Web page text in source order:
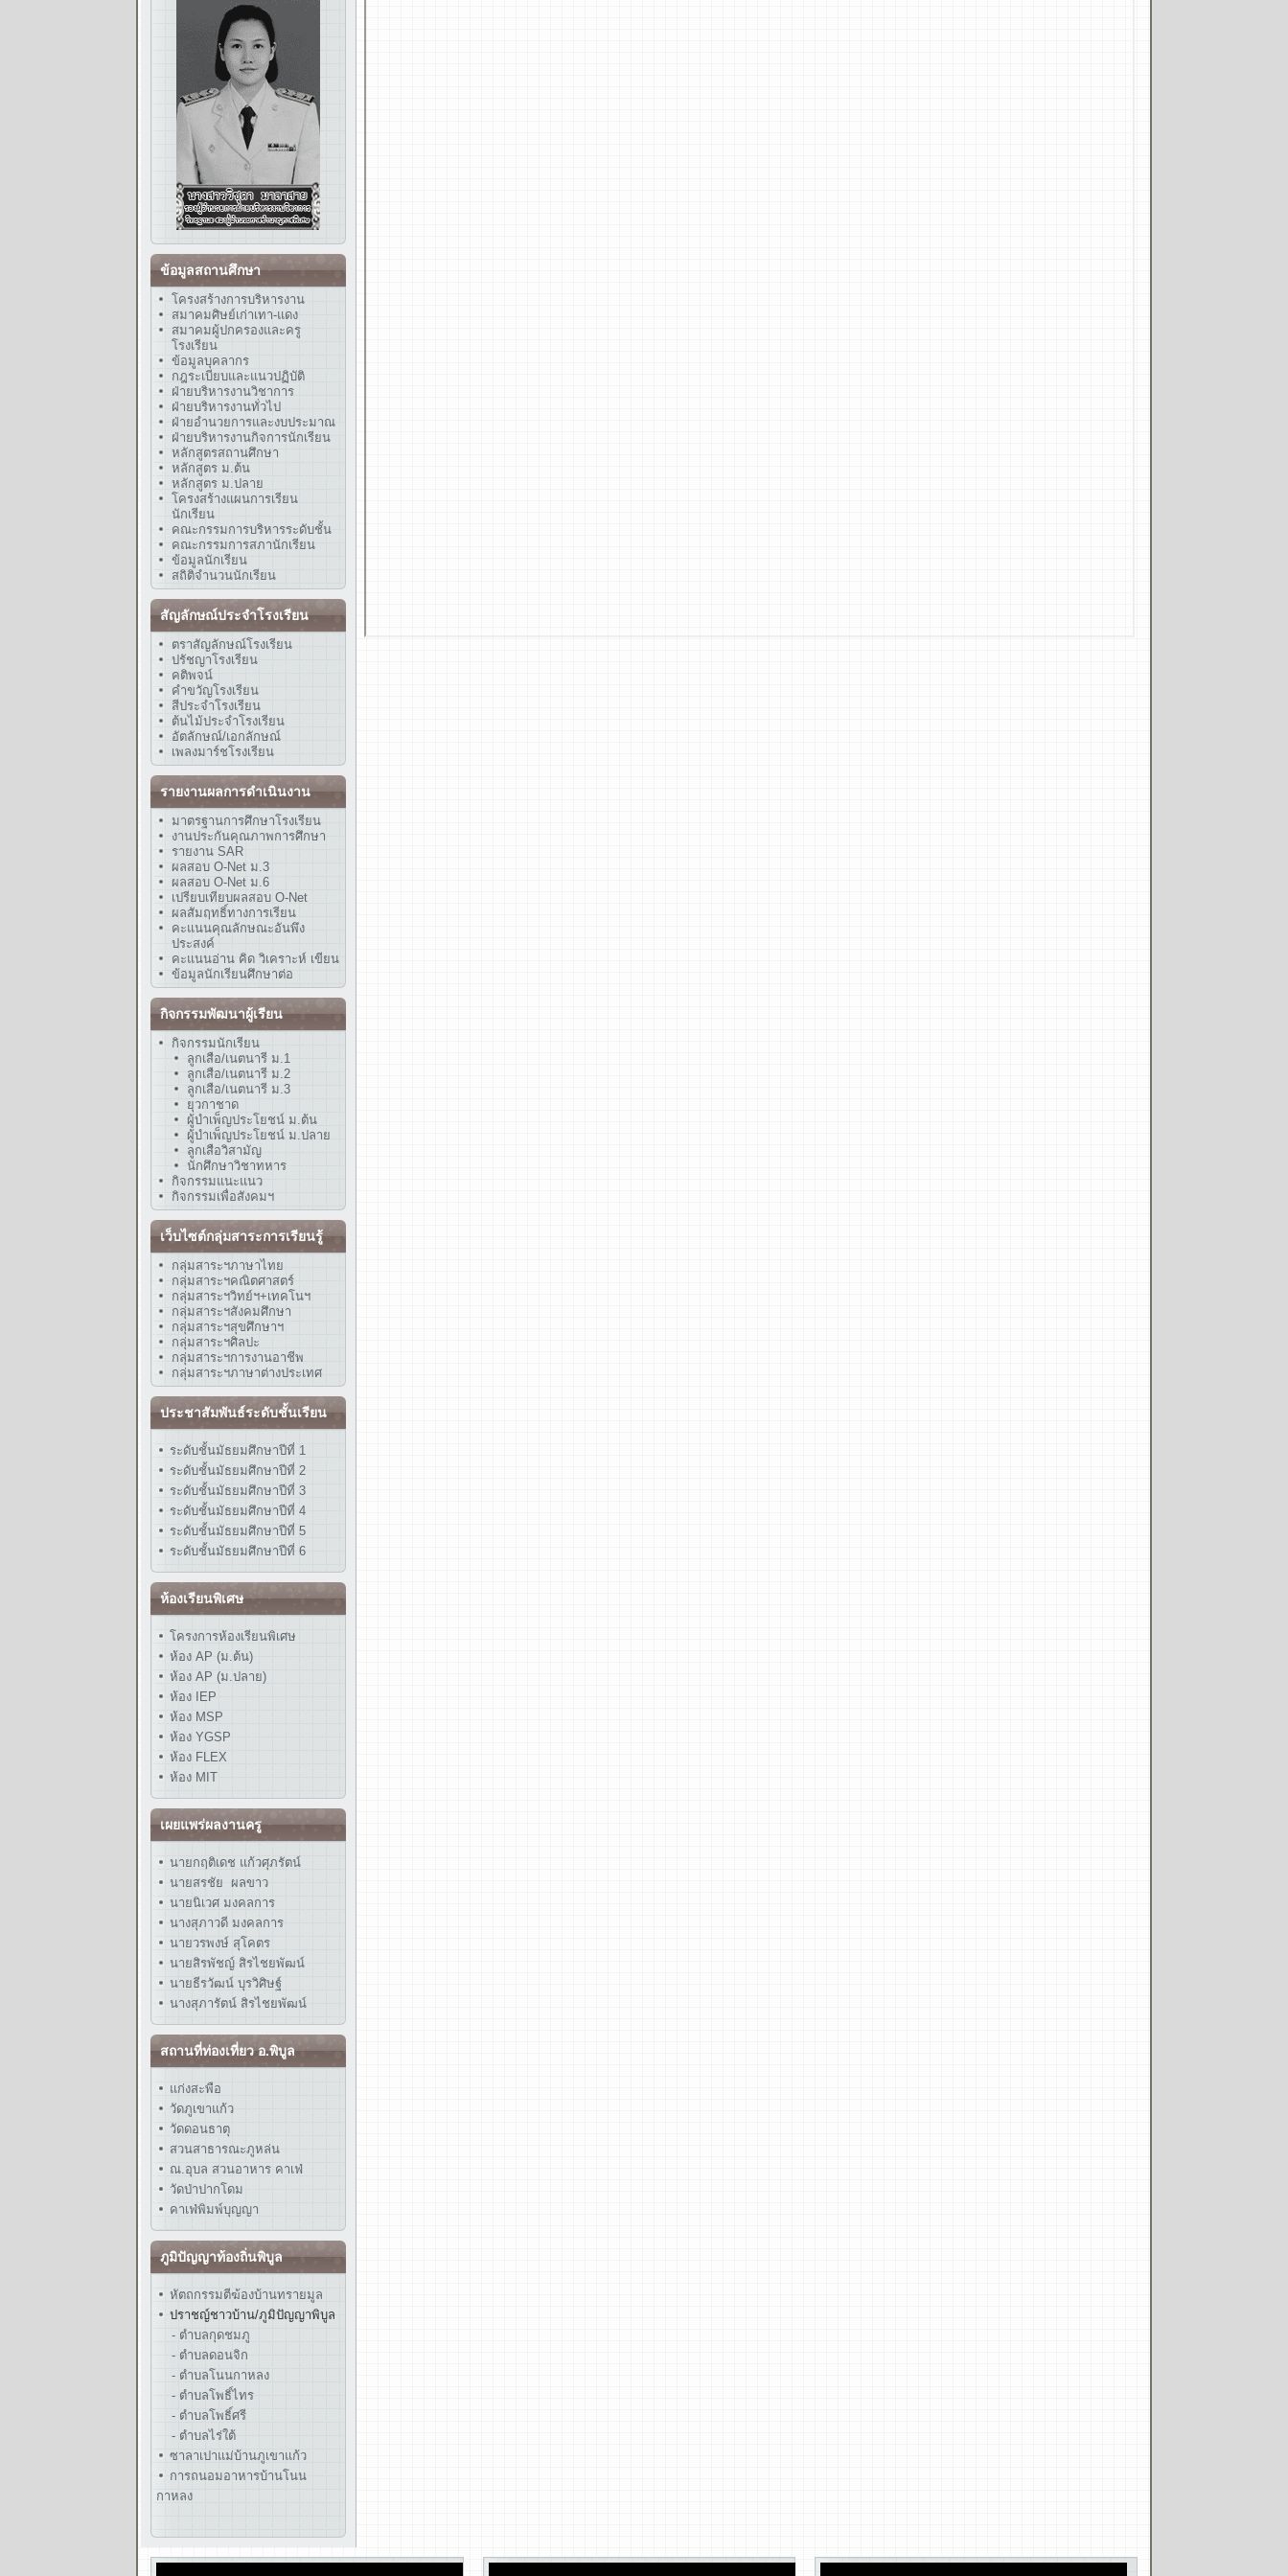
ข้อมูลสถานศึกษา
โครงสร้างการบริหารงาน
สมาคมศิษย์เก่าเทา-แดง
สมาคมผู้ปกครองและครู
โรงเรียน
ข้อมูลบุคลากร
กฎระเบียบและแนวปฏิบัติ
ฝ่ายบริหารงานวิชาการ
ฝ่ายบริหารงานทั่วไป
ฝ่ายอำนวยการและงบประมาณ
ฝ่ายบริหารงานกิจการนักเรียน
หลักสูตรสถานศึกษา
หลักสูตร ม.ต้น
หลักสูตร ม.ปลาย
โครงสร้างแผนการเรียน
นักเรียน
คณะกรรมการบริหารระดับชั้น
คณะกรรมการสภานักเรียน
ข้อมูลนักเรียน
สถิติจำนวนนักเรียน
สัญลักษณ์ประจำโรงเรียน
ตราสัญลักษณ์โรงเรียน
ปรัชญาโรงเรียน
คติพจน์
คำขวัญโรงเรียน
สีประจำโรงเรียน
ต้นไม้ประจำโรงเรียน
อัตลักษณ์/เอกลักษณ์
เพลงมาร์ชโรงเรียน
รายงานผลการดำเนินงาน
มาตรฐานการศึกษาโรงเรียน
งานประกันคุณภาพการศึกษา
รายงาน SAR
ผลสอบ O-Net ม.3
ผลสอบ O-Net ม.6
เปรียบเทียบผลสอบ O-Net
ผลสัมฤทธิ์ทางการเรียน
คะแนนคุณลักษณะอันพึง
ประสงค์
คะแนนอ่าน คิด วิเคราะห์ เขียน
ข้อมูลนักเรียนศึกษาต่อ
กิจกรรมพัฒนาผู้เรียน
กิจกรรมนักเรียน
ลูกเสือ/เนตนารี ม.1
ลูกเสือ/เนตนารี ม.2
ลูกเสือ/เนตนารี ม.3
ยุวกาชาด
ผู้บำเพ็ญประโยชน์ ม.ต้น
ผู้บำเพ็ญประโยชน์ ม.ปลาย
ลูกเสือวิสามัญ
นักศึกษาวิชาทหาร
กิจกรรมแนะแนว
กิจกรรมเพื่อสังคมฯ
เว็บไซต์กลุ่มสาระการเรียนรู้
กลุ่มสาระฯภาษาไทย
กลุ่มสาระฯคณิตศาสตร์
กลุ่มสาระฯวิทย์ฯ+เทคโนฯ
กลุ่มสาระฯสังคมศึกษา
กลุ่มสาระฯสุขศึกษาฯ
กลุ่มสาระฯศิลปะ
กลุ่มสาระฯการงานอาชีพ
กลุ่มสาระฯภาษาต่างประเทศ
ประชาสัมพันธ์ระดับชั้นเรียน
ระดับชั้นมัธยมศึกษาปีที่ 1
ระดับชั้นมัธยมศึกษาปีที่ 2
ระดับชั้นมัธยมศึกษาปีที่ 3
ระดับชั้นมัธยมศึกษาปีที่ 4
ระดับชั้นมัธยมศึกษาปีที่ 5
ระดับชั้นมัธยมศึกษาปีที่ 6
ห้องเรียนพิเศษ
โครงการห้องเรียนพิเศษ
ห้อง AP (ม.ต้น)
ห้อง AP (ม.ปลาย)
ห้อง IEP
ห้อง MSP
ห้อง YGSP
ห้อง FLEX
ห้อง MIT
เผยแพร่ผลงานครู
นายกฤติเดช แก้วศุภรัตน์
นายสรชัย ผลขาว
นายนิเวศ มงคลการ
นางสุภาวดี มงคลการ
นายวรพงษ์ สุโคตร
นายสิรพัชญ์ สิรไชยพัฒน์
นายธีรวัฒน์ บุรวิศิษฐ์
นางสุภารัตน์ สิรไชยพัฒน์
สถานที่ท่องเที่ยว อ.พิบูล
แก่งสะพือ
วัดภูเขาแก้ว
วัดดอนธาตุ
สวนสาธารณะภูหล่น
ณ.อุบล สวนอาหาร คาเฟ่
วัดป่าปากโดม
คาเฟ่พิมพ์บุญญา
ภูมิปัญญาท้องถิ่นพิบูล
หัตถกรรมตีฆ้องบ้านทรายมูล
ปราชญ์ชาวบ้าน/ภูมิปัญญาพิบูล
- ตำบลกุดชมภู
- ตำบลดอนจิก
- ตำบลโนนกาหลง
- ตำบลโพธิ์ไทร
- ตำบลโพธิ์ศรี
- ตำบลไร่ใต้
ซาลาเปาแม่บ้านภูเขาแก้ว
การถนอมอาหารบ้านโนน
กาหลง